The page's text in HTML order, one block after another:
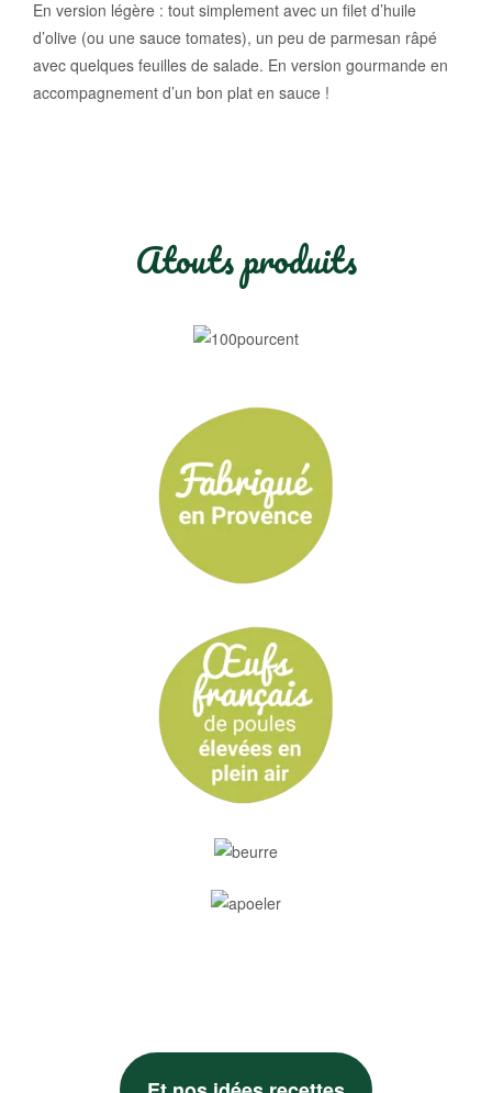
En version légère : tout simplement avec un filet d’huile
d’olive (ou une sauce tomates), un peu de parmesan râpé
avec quelques feuilles de salade. En version gourmande en
accompagnement d’un bon plat en sauce !
Atouts produits